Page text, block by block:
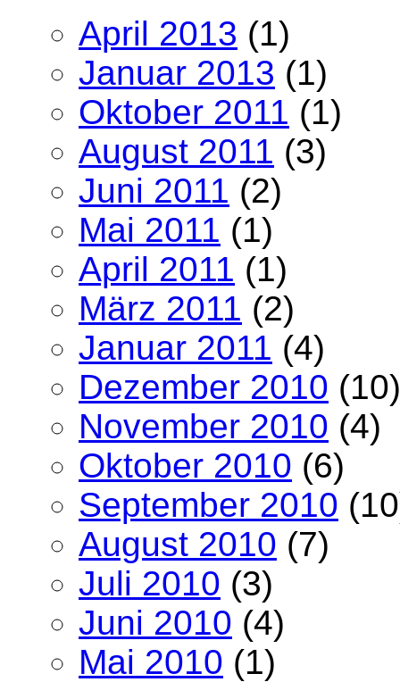
April 2013 (1)
Januar 2013 (1)
Oktober 2011 (1)
August 2011 (3)
Juni 2011 (2)
Mai 2011 (1)
April 2011 (1)
März 2011 (2)
Januar 2011 (4)
Dezember 2010 (10)
November 2010 (4)
Oktober 2010 (6)
September 2010
August 2010 (7)
Juli 2010 (3)
Juni 2010 (4)
Mai 2010 (1)